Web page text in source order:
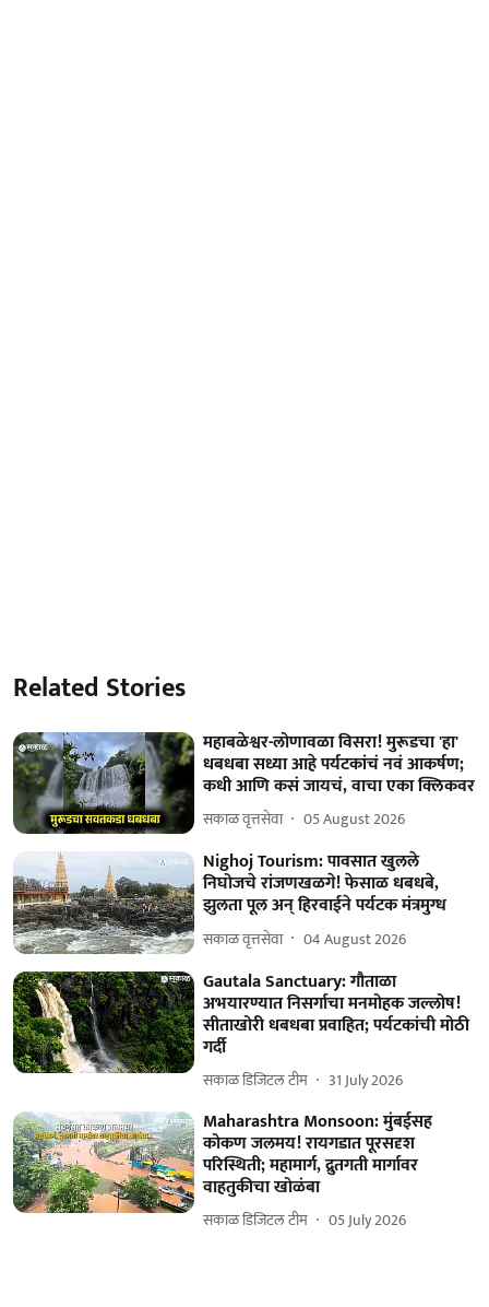
Related Stories
महाबळेश्वर-लोणावळा विसरा! मुरूडचा 'हा'
धबधबा सध्या आहे पर्यटकांचं नवं आकर्षण;
कधी आणि कसं जायचं, वाचा एका क्लिकवर
सकाळ वृत्तसेवा 05 August 2026
Nighoj Tourism: पावसात खुलले
निघोजचे रांजणखळगे! फेसाळ धबधबे,
झुलता पूल अन् हिरवाईने पर्यटक मंत्रमुग्ध
सकाळ वृत्तसेवा 04 August 2026
Gautala Sanctuary: गौताळा
अभयारण्यात निसर्गाचा मनमोहक जल्लोष!
सीताखोरी धबधबा प्रवाहित; पर्यटकांची मोठी
गर्दी
सकाळ डिजिटल टीम 31 July 2026
Maharashtra Monsoon: मुंबईसह
कोकण जलमय! रायगडात पूरसदृश
परिस्थिती; महामार्ग, द्रुतगती मार्गावर
वाहतुकीचा खोळंबा
सकाळ डिजिटल टीम 05 July 2026